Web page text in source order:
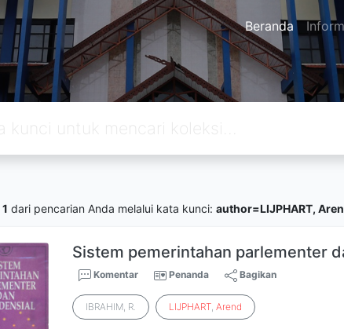
Beranda
1 dari pencarian Anda melalui kata kunci: author=LIJPHART,
Sistem pemerintahan parlementer
Komentar Penanda Bagikan
IBRAHIM, R. LIJPHART,Arend